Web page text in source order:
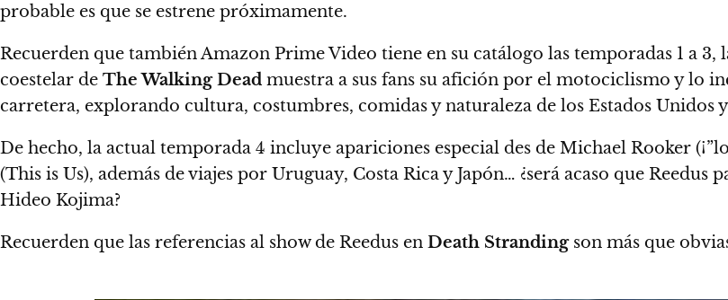
probable es que se estrene próximamente.
Recuerden que tambiénAmazon Prime Video tiene en su catálogo las temporadas 1 a 3,
coestelar de The Walking Dead muestra a sus fans su afición por el motociclismo y lo
carretera, explorando cultura, costumbres, comidas y naturaleza de los Estados Unidos
De hecho, la actual temporada 4 incluye apariciones especial des de Michael Rooker
(This is Us), además de viajes por Uruguay, Costa Rica y Japón… ¿será acaso que
Hideo Kojima?
Recuerden que las referencias al show de Reedus en Death Strandingson más que